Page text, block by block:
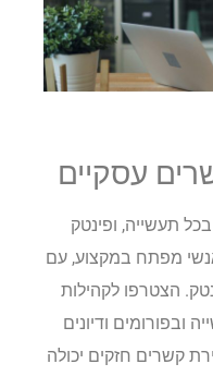
תעשייה, ופינטק
מפתח במקצוע, עם
הצטרפו לקהילות
ודיונים
קשרים חזקים יכולה